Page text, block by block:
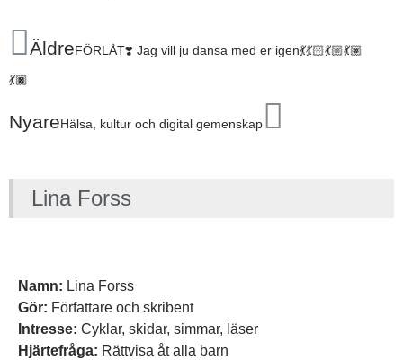
ÄldreFÖRLÅT❣️ Jag vill ju dansa med er igen💃💃🏻💃🏼💃🏽
💃🏿
NyareHälsa, kultur och digital gemenskap
Lina Forss
Namn: Lina Forss
Gör: Författare och skribent
Intresse: Cyklar, skidar, simmar, läser
Hjärtefråga: Rättvisa åt alla barn